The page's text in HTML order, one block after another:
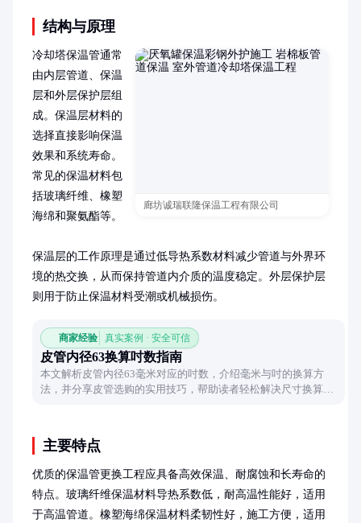
结构与原理
廊坊诚瑞联隆保温工程有限公司
冷却塔保温管通常
由内层管道、保温
层和外层保护层组
成。保温层材料的
选择直接影响保温
效果和系统寿命。
常见的保温材料包
括玻璃纤维、橡塑
海绵和聚氨酯等。
保温层的工作原理是通过低导热系数材料减少管道与外界环
境的热交换，从而保持管道内介质的温度稳定。外层保护层
则用于防止保温材料受潮或机械损伤。
商家经验 真实案例 · 安全可信
皮管内径63换算吋数指南
本文解析皮管内径63毫米对应的吋数，介绍毫米与吋的换算方
法，并分享皮管选购的实用技巧，帮助读者轻松解决尺寸换算难
主要特点
优质的保温管更换工程应具备高效保温、耐腐蚀和长寿命的
特点。玻璃纤维保温材料导热系数低，耐高温性能好，适用
于高温管道。橡塑海绵保温材料柔韧性好，施工方便，适用